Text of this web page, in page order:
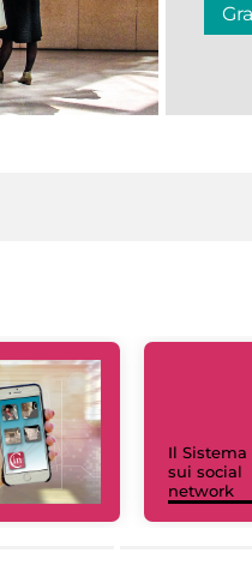
Il Sistema
sui social
network